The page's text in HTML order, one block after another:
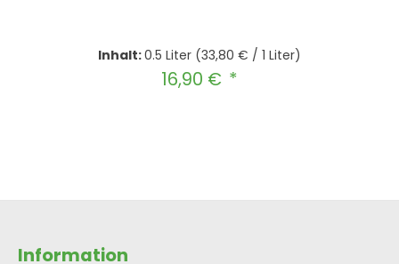
Inhalt:0.5 Liter (33,80 € / 1 Liter)
Regulärer Preis:
16,90 €
Information